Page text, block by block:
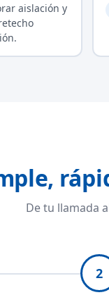
aislación y
De tu llamada
2